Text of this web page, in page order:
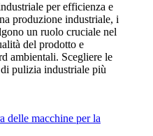
per efficienza e
produzione industriale, i
un ruolo cruciale nel
del prodotto e
ambientali. Scegliere le
pulizia industriale più